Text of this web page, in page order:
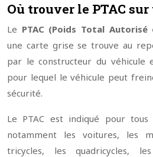
Où trouver le PTAC
Le PTAC (Poids Total Autorisé
une carte grise se trouve au
par le constructeur du véhicule
pour lequel le véhicule peut
sécurité.
Le PTAC est indiqué pour
notamment les voitures, les
tricycles, les quadricycles,